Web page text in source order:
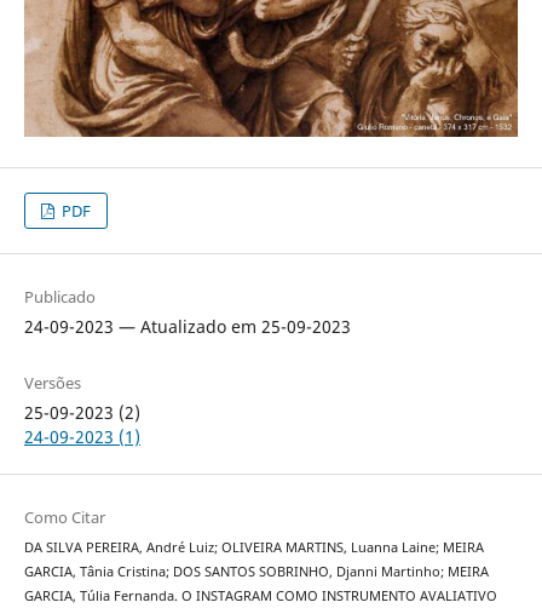
PDF
Publicado
24-09-2023 — Atualizado em 25-09-2023
Versões
25-09-2023 (2)
24-09-2023 (1)
Como Citar
DA SILVA PEREIRA, André Luiz; OLIVEIRA MARTINS, Luanna Laine; MEIRA
GARCIA, Tânia Cristina; DOS SANTOS SOBRINHO, Djanni Martinho; MEIRA
GARCIA, Túlia Fernanda. O INSTAGRAM COMO INSTRUMENTO AVALIATIVO